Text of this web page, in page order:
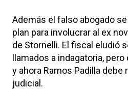
Además el falso abogado
plan para involucrar al ex
de Stornelli. El fiscal eludió
llamados a indagatoria,
y ahora Ramos Padilla
judicial.